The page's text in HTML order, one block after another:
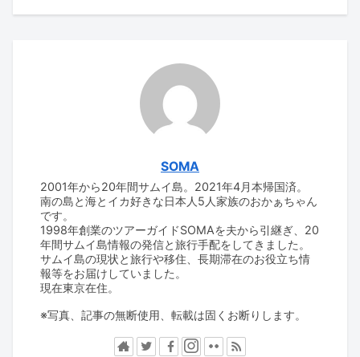
SOMA
2001年から20年間サムイ島。2021年4月本帰国済。
南の島と海とイカ好きな日本人5人家族のおかぁちゃん
です。
1998年創業のツアーガイドSOMAを夫から引継ぎ、20
年間サムイ島情報の発信と旅行手配をしてきました。
サムイ島の現状と旅行や移住、長期滞在のお役立ち情
報等をお届けしていました。
現在東京在住。
※写真、記事の無断使用、転載は固くお断りします。